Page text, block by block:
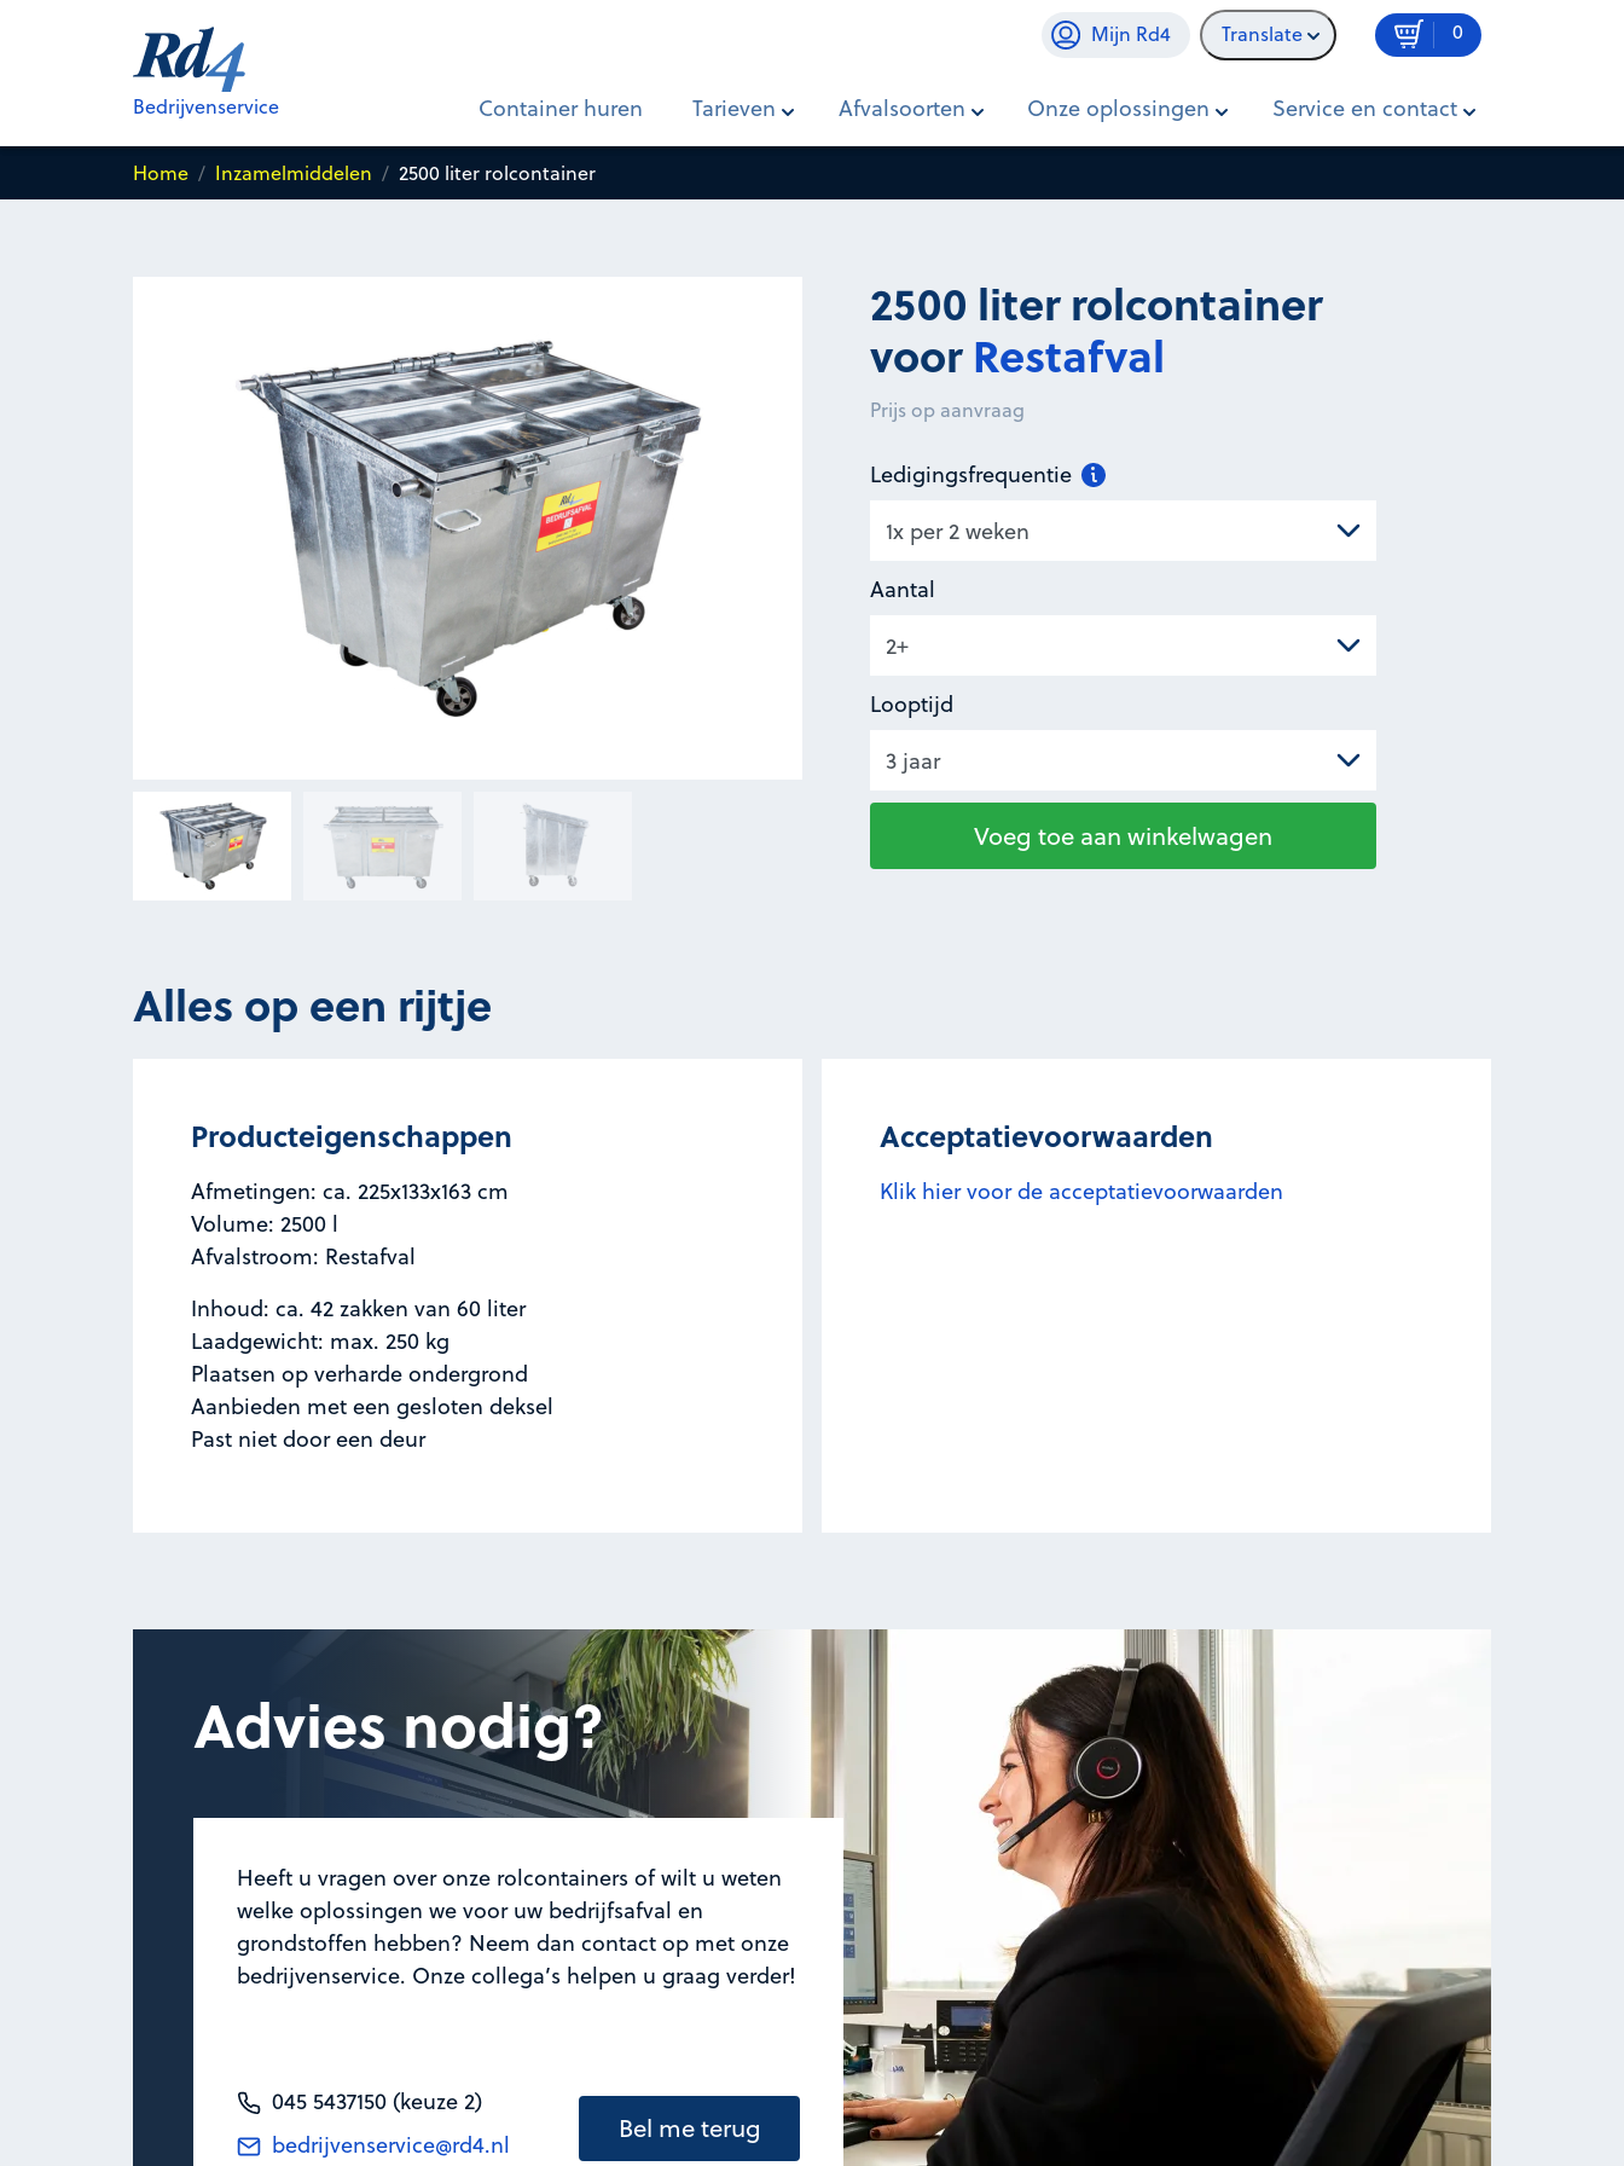
Bedrijvenservice
Mijn Rd4 Translate 0
Container huren Tarieven Afvalsoorten Onze oplossingen Service en contact
2500 liter rolcontainer voor Restafval Prijs op aanvraag In winkelwagen
Home Inzamelmiddelen 2500 liter rolcontainer
2500 liter rolcontainer
voorRestafval
Prijs op aanvraag
Ledigingsfrequentie
Aantal
Looptijd
Voeg toe aan winkelwagen
Alles op een rijtje
Producteigenschappen
Afmetingen: ca. 225x133x163 cm
Volume: 2500 l
Afvalstroom: Restafval
Inhoud: ca. 42 zakken van 60 liter
Laadgewicht: max. 250 kg
Plaatsen op verharde ondergrond
Aanbieden met een gesloten deksel
Past niet door een deur
Acceptatievoorwaarden
Klik hier voor de acceptatievoorwaarden
Advies nodig?
Heeft u vragen over onze rolcontainers of wilt u weten
welke oplossingen we voor uw bedrijfsafval en
grondstoffen hebben? Neem dan contact op met onze
bedrijvenservice. Onze collega’s helpen u graag verder!
045 5437150 (keuze 2)
bedrijvenservice@rd4.nl
Bel me terug